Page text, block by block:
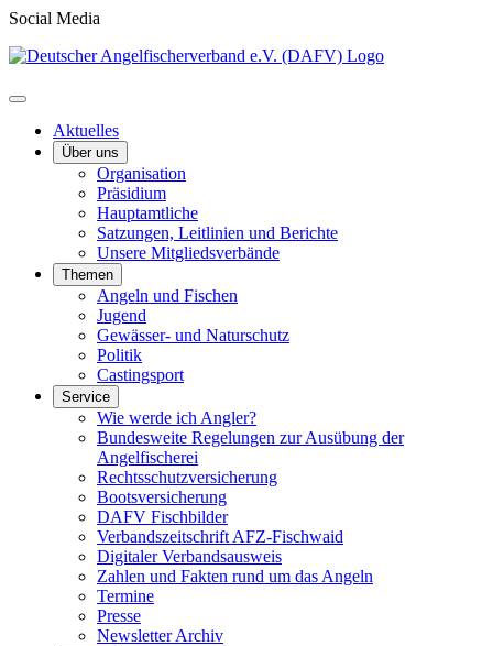
Social Media
Aktuelles
Über uns
Organisation
Präsidium
Hauptamtliche
Satzungen, Leitlinien und Berichte
Unsere Mitgliedsverbände
Themen
Angeln und Fischen
Jugend
Gewässer- und Naturschutz
Politik
Castingsport
Service
Wie werde ich Angler?
Bundesweite Regelungen zur Ausübung der
Angelfischerei
Rechtsschutzversicherung
Bootsversicherung
DAFV Fischbilder
Verbandszeitschrift AFZ-Fischwaid
Digitaler Verbandsausweis
Zahlen und Fakten rund um das Angeln
Termine
Presse
Newsletter Archiv